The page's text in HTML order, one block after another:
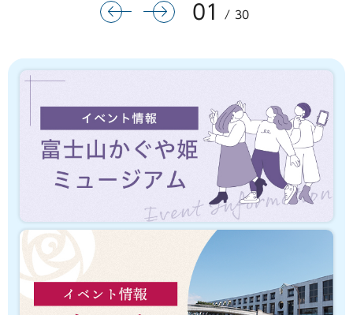
前のスライドを表示
次のスライドを表示
01 30